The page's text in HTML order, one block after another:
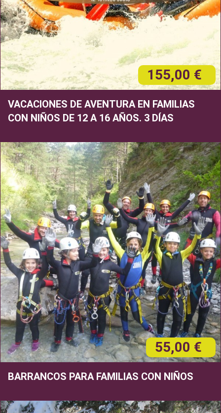
155,00 €
VACACIONES DE AVENTURA EN FAMILIAS
CON NIÑOS DE 12 A 16 AÑOS. 3 DÍAS
55,00 €
BARRANCOS PARA FAMILIAS CON NIÑOS